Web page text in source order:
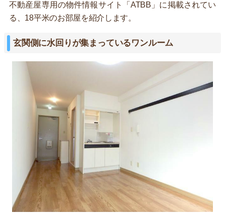
不動産屋専用の物件情報サイト「ATBB」に掲載されてい
る、18平米のお部屋を紹介します。
玄関側に水回りが集まっているワンルーム